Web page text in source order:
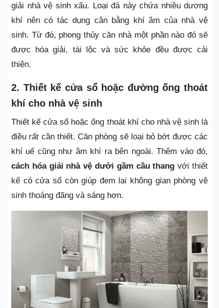
giải nhà vệ sinh xấu. Loại đá này chứa nhiều dương
khí nên có tác dụng cân bằng khí âm của nhà vệ
sinh. Từ đó, phong thủy căn nhà một phần nào đó sẽ
được hóa giải, tài lộc và sức khỏe đều được cải
thiện.
2. Thiết kế cửa sổ hoặc đường ống thoát
khí cho nhà vệ sinh
Thiết kế cửa sổ hoặc ống thoát khí cho nhà vệ sinh là
điều rất cần thiết. Căn phòng sẽ loại bỏ bớt được các
khí uế cũng như âm khí ra bên ngoài. Thêm vào đó,
cách hóa giải nhà vệ dưới gầm cầu thang với thiết
kế có cửa sổ còn giúp đem lại không gian phòng vệ
sinh thoáng đãng và sáng hơn.